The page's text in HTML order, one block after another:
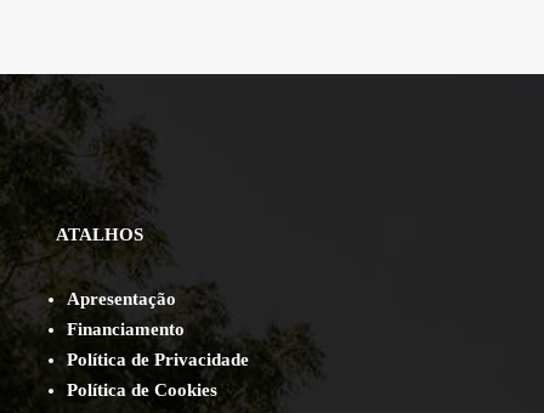
ATALHOS
Apresentação
Financiamento
Política de Privacidade
Política de Cookies